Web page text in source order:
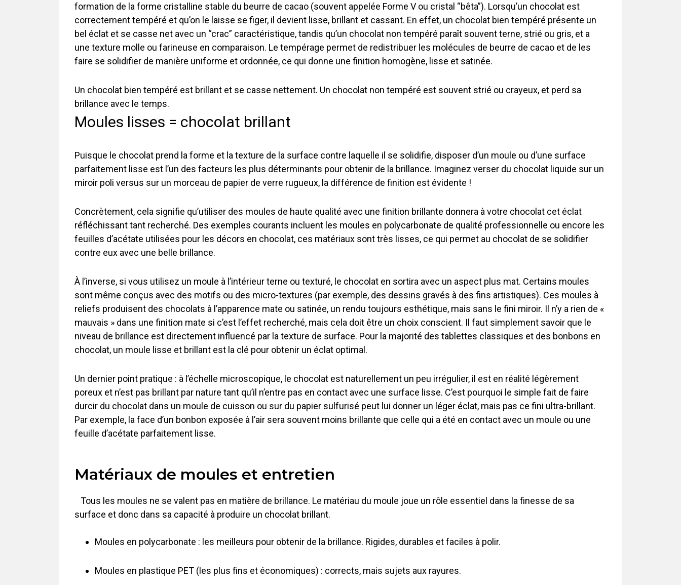
formation de la forme cristalline stable du beurre de cacao (souvent appelée Forme V ou cristal “bêta”). Lorsqu’un chocolat est
correctement tempéré et qu’on le laisse se figer, il devient lisse, brillant et cassant. En effet, un chocolat bien tempéré présente un
bel éclat et se casse net avec un “crac” caractéristique, tandis qu’un chocolat non tempéré paraît souvent terne, strié ou gris, et a
une texture molle ou farineuse en comparaison. Le tempérage permet de redistribuer les molécules de beurre de cacao et de les
faire se solidifier de manière uniforme et ordonnée, ce qui donne une finition homogène, lisse et satinée.
Un chocolat bien tempéré est brillant et se casse nettement. Un chocolat non tempéré est souvent strié ou crayeux, et perd sa
brillance avec le temps.
Moules lisses = chocolat brillant
Puisque le chocolat prend la forme et la texture de la surface contre laquelle il se solidifie, disposer d’un moule ou d’une surface
parfaitement lisse est l’un des facteurs les plus déterminants pour obtenir de la brillance. Imaginez verser du chocolat liquide sur un
miroir poli versus sur un morceau de papier de verre rugueux, la différence de finition est évidente !
Concrètement, cela signifie qu’utiliser des moules de haute qualité avec une finition brillante donnera à votre chocolat cet éclat
réfléchissant tant recherché. Des exemples courants incluent les moules en polycarbonate de qualité professionnelle ou encore les
feuilles d’acétate utilisées pour les décors en chocolat, ces matériaux sont très lisses, ce qui permet au chocolat de se solidifier
contre eux avec une belle brillance.
À l’inverse, si vous utilisez un moule à l’intérieur terne ou texturé, le chocolat en sortira avec un aspect plus mat. Certains moules
sont même conçus avec des motifs ou des micro-textures (par exemple, des dessins gravés à des fins artistiques). Ces moules à
reliefs produisent des chocolats à l’apparence mate ou satinée, un rendu toujours esthétique, mais sans le fini miroir. Il n’y a rien de «
mauvais » dans une finition mate si c’est l’effet recherché, mais cela doit être un choix conscient. Il faut simplement savoir que le
niveau de brillance est directement influencé par la texture de surface. Pour la majorité des tablettes classiques et des bonbons en
chocolat, un moule lisse et brillant est la clé pour obtenir un éclat optimal.
Un dernier point pratique : à l’échelle microscopique, le chocolat est naturellement un peu irrégulier, il est en réalité légèrement
poreux et n’est pas brillant par nature tant qu’il n’entre pas en contact avec une surface lisse. C’est pourquoi le simple fait de faire
durcir du chocolat dans un moule de cuisson ou sur du papier sulfurisé peut lui donner un léger éclat, mais pas ce fini ultra-brillant.
Par exemple, la face d’un bonbon exposée à l’air sera souvent moins brillante que celle qui a été en contact avec un moule ou une
feuille d’acétate parfaitement lisse.
Matériaux de moules et entretien
Tous les moules ne se valent pas en matière de brillance. Le matériau du moule joue un rôle essentiel dans la finesse de sa
surface et donc dans sa capacité à produire un chocolat brillant.
Moules en polycarbonate : les meilleurs pour obtenir de la brillance. Rigides, durables et faciles à polir.
Moules en plastique PET (les plus fins et économiques) : corrects, mais sujets aux rayures.